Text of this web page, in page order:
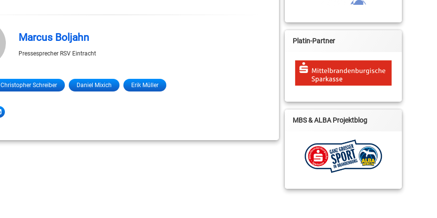
Marcus Boljahn
Pressesprecher RSV Eintracht
Christopher Schreiber Daniel Mixich Erik Müller
Platin-Partner
MBS & ALBA Projektblog